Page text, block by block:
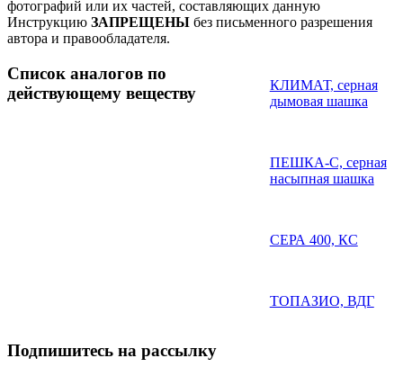
фотографий или их частей, составляющих данную
Инструкцию ЗАПРЕЩЕНЫ без письменного разрешения
автора и правообладателя.
Список аналогов по
действующему веществу
КЛИМАТ, серная
дымовая шашка
ПЕШКА-С, серная
насыпная шашка
СЕРА 400, КС
ТОПАЗИО, ВДГ
Подпишитесь на рассылку